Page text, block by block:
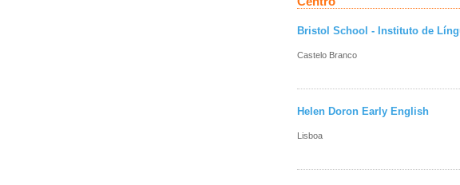
Bristol School - Instituto de
Castelo Branco
Helen Doron Early English
Lisboa